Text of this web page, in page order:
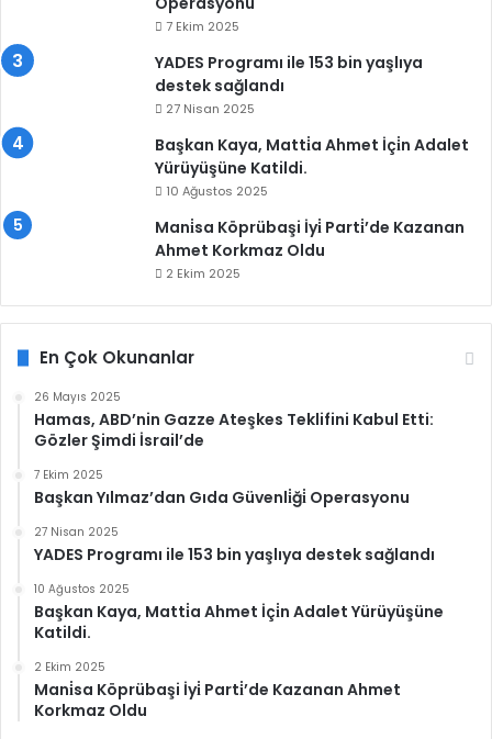
7 Ekim 2025
YADES Programı ile 153 bin yaşlıya
destek sağlandı
27 Nisan 2025
Başkan Kaya, Matti̇a Ahmet İçi̇n Adalet
Yürüyüşüne Katildi.
10 Ağustos 2025
Mani̇sa Köprübaşi İyi̇ Parti̇’de Kazanan
Ahmet Korkmaz Oldu
2 Ekim 2025
En Çok Okunanlar
26 Mayıs 2025
Hamas, ABD’nin Gazze Ateşkes Teklifini Kabul Etti:
Gözler Şimdi İsrail’de
7 Ekim 2025
Başkan Yılmaz’dan Gıda Güvenli̇ği̇ Operasyonu
27 Nisan 2025
YADES Programı ile 153 bin yaşlıya destek sağlandı
10 Ağustos 2025
Başkan Kaya, Matti̇a Ahmet İçi̇n Adalet Yürüyüşüne
Katildi.
2 Ekim 2025
Mani̇sa Köprübaşi İyi̇ Parti̇’de Kazanan Ahmet
Korkmaz Oldu